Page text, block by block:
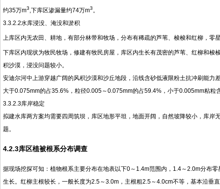
约35万m3,下库区渗漏量约74万m3。
3.3.2.2水库浸没、淹没和淤积
上库区内无农田、耕地，有部分林带和牧场，分布有稀疏的芦苇、梭梭和红柳，零
下库区内现状为牧民牧场，修建有牧民房屋，库区内生长有茂密的芦苇、红柳和
积沙漠，浸没问题较小。
安迪尔河中上游穿越广阔的风积沙漠和沙丘地段，沿线含砂低液限粉土抗冲刷能
大于0.075mm的占35.6%，粒径0.005～0.075mm的占59.4%，小于0.005mm粘粒
3.3.2.3库岸稳定
拟建水库两方案均需要四周筑坝，库区地形平坦，地面开阔，自然坡降较小，库
题。
4.2.3库区植被根系分布调查
据现场挖探可知：植物根系主要分布在地表以下0～1.4m范围内，1.4～2.0m分布
生长。红柳主根较长，一般长度为2.5～3.0m，主根粗2.5～4.0cm不等，基本沿垂